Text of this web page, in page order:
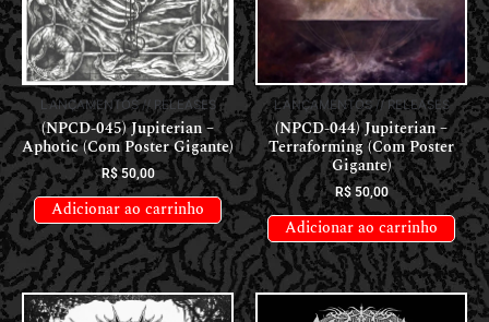
LANÇAMENTOS // RELEASES
(NPCD-045) Jupiterian –
Aphotic (Com Poster Gigante)
R$50,00
Adicionar ao carrinho
LANÇAMENTOS // RELEASES
(NPCD-044) Jupiterian –
Terraforming (Com Poster
Gigante)
R$50,00
Adicionar ao carrinho